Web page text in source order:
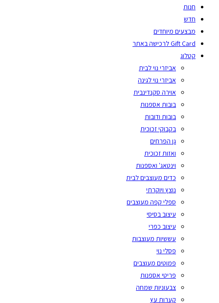
חנות
חדש
מבצעים מיוחדים
Gift Card לרכישה באתר
קטלוג
אביזרי נוי לבית
אביזרי נוי לגינה
אוירה סקנדינבית
בובות אספנות
בובות ודובות
בקבוקי זכוכית
גן הפרחים
ואזות זכוכית
וינטאג' ואספנות
כדים מעוצבים לבית
נוצץ ויוקרתי
ספלי קפה מעוצבים
עיצוב בסיסי
עיצוב כפרי
עששיות מעוצבות
פסלי נוי
פמוטים מעוצבים
פריטי אספנות
צבעוניות שמחה
קערות עץ